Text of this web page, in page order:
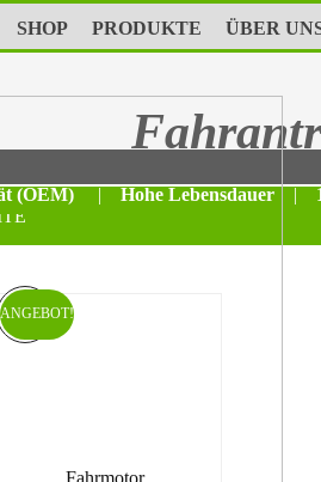
SHOP PRODUKTE
ÜBER
(OEM) | Hohe Lebensdauer |
ANGEBOT!